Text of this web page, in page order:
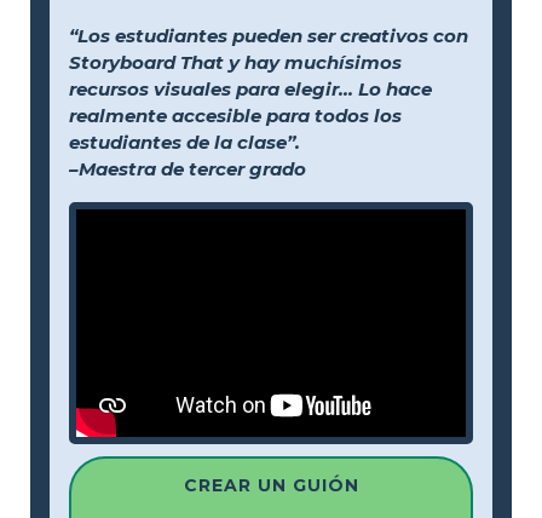
“Los estudiantes pueden ser creativos con
Storyboard That y hay muchísimos
recursos visuales para elegir... Lo hace
realmente accesible para todos los
estudiantes de la clase”.
–Maestra de tercer grado
CREAR UN GUIÓN